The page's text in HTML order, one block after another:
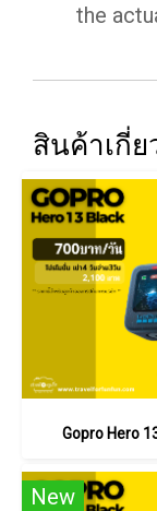
the
สินค้าเกี่ย
Gopro Hero
New